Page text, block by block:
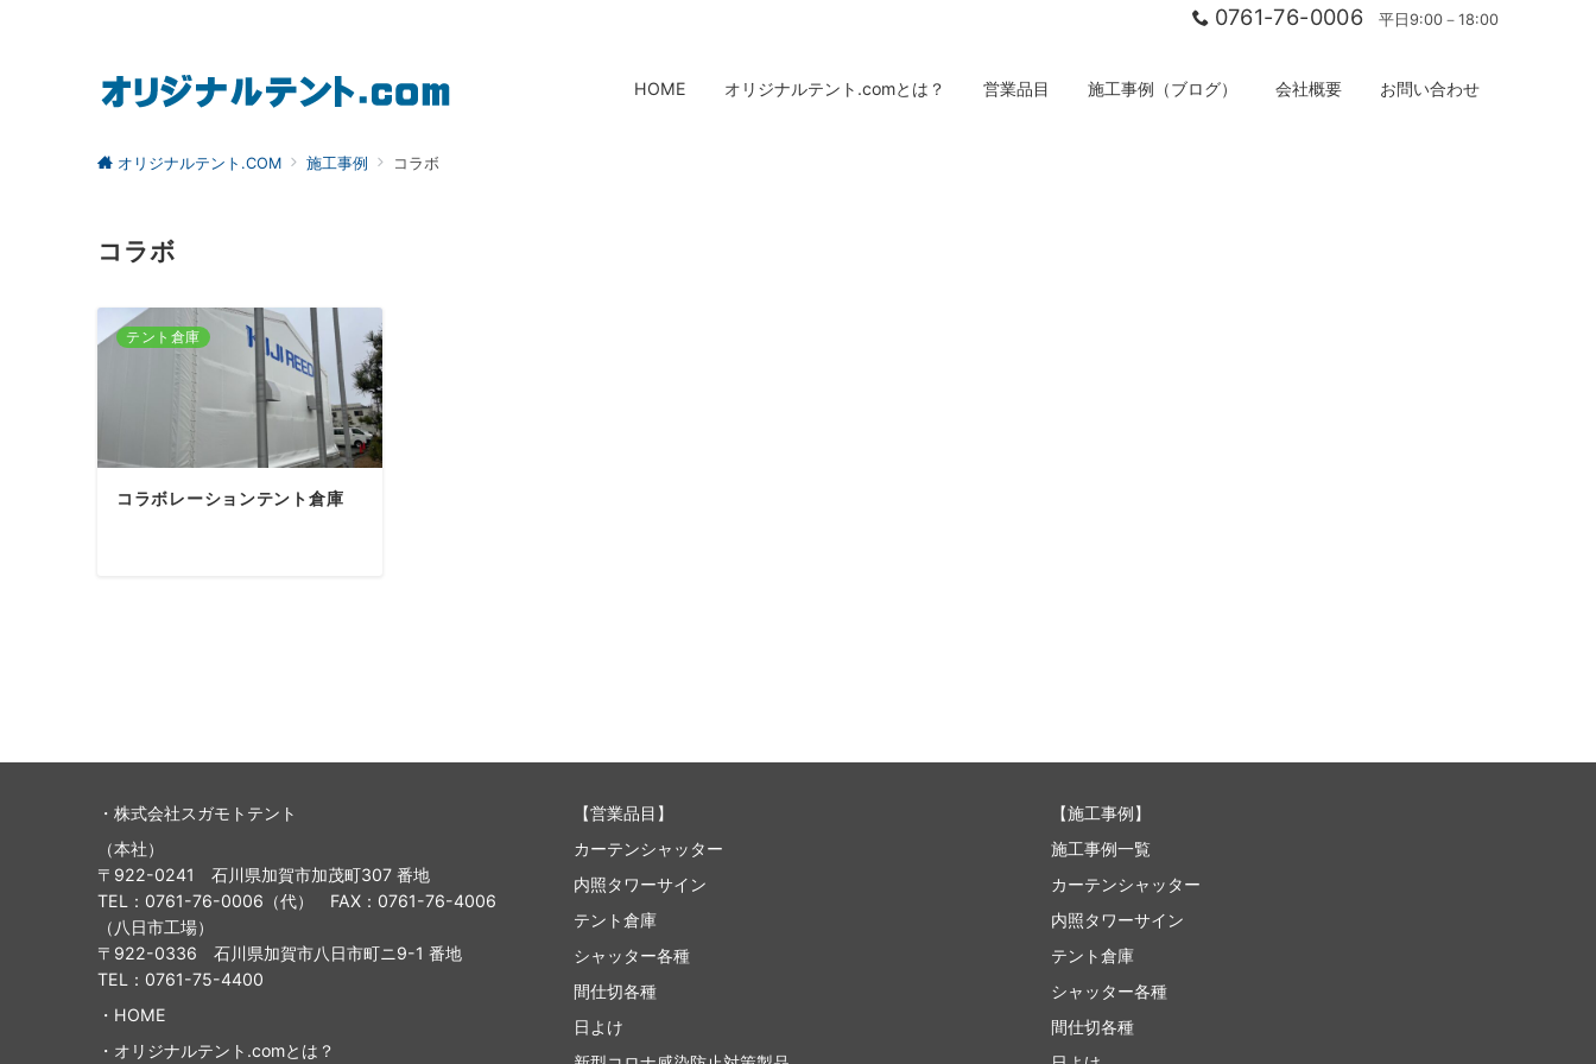
0761-76-0006 平日9:00－18:00
HOME オリジナルテント.comとは？ 営業品目 施工事例（ブログ） 会社概要 お問い合わせ
オリジナルテント.COM 施工事例 コラボ
コラボ
テント倉庫
コラボレーションテント倉庫
・株式会社スガモトテント
（本社）
〒922-0241 石川県加賀市加茂町307 番地
TEL：0761-76-0006（代） FAX：0761-76-4006
（八日市工場）
〒922-0336 石川県加賀市八日市町ニ9-1 番地
TEL：0761-75-4400
・ HOME
・ オリジナルテント.comとは？
【営業品目 】
カーテンシャッター
内照タワーサイン
テント倉庫
シャッター各種
間仕切各種
日よけ
【施工事例】
施工事例一覧
カーテンシャッター
内照タワーサイン
テント倉庫
シャッター各種
間仕切各種